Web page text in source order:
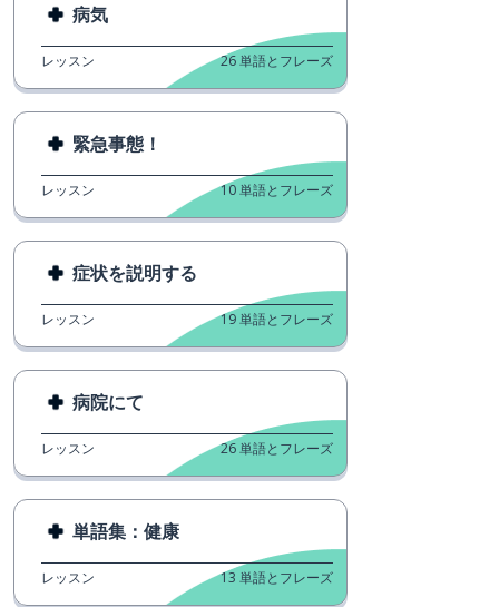
病気
レッスン 26単語とフレーズ
緊急事態！
レッスン 10単語とフレーズ
症状を説明する
レッスン 19単語とフレーズ
病院にて
レッスン 26単語とフレーズ
単語集：健康
レッスン 13 単語とフレーズ